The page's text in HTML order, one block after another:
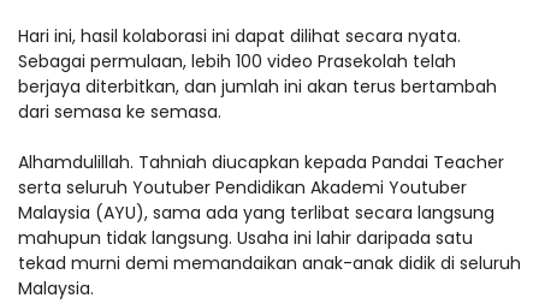
Hari ini, hasil kolaborasi ini dapat dilihat secara nyata.
Sebagai permulaan, lebih 100 video Prasekolah telah
berjaya diterbitkan, dan jumlah ini akan terus bertambah
dari semasa ke semasa.
Alhamdulillah. Tahniah diucapkan kepada Pandai Teacher
serta seluruh Youtuber Pendidikan Akademi Youtuber
Malaysia (AYU), sama ada yang terlibat secara langsung
mahupun tidak langsung. Usaha ini lahir daripada satu
tekad murni demi memandaikan anak-anak didik di seluruh
Malaysia.